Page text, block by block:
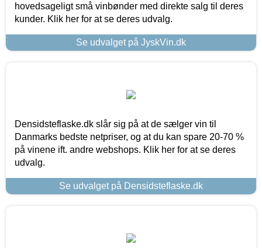
hovedsageligt små vinbønder med direkte salg til deres
kunder. Klik her for at se deres udvalg.
Se udvalget på JyskVin.dk
Densidsteflaske.dk slår sig på at de sælger vin til
Danmarks bedste netpriser, og at du kan spare 20-70 %
på vinene ift. andre webshops. Klik her for at se deres
udvalg.
Se udvalget på Densidsteflaske.dk